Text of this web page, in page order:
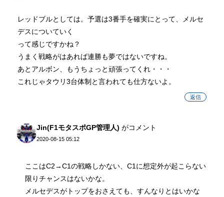
レッドブルとしては。予選は3番手を確実にとって、メルセ
デスについていく
って感じですかね？
うまく戦略がはあれば連勝も夢ではないですね。
あとアルボン、もうちょっと頑張ってくれ・・・
これじゃタウリ3台体制と言われても仕方ないよ。
返信
Jin(F1モタスポGP管理人) がコメント
2020-08-15 05:12
ここはC2→C1の戦略しかない、C1に想定外が起こらない
限りチャンスはないかな。
メルセデスがトップをおさえても、すんなりとはいかな